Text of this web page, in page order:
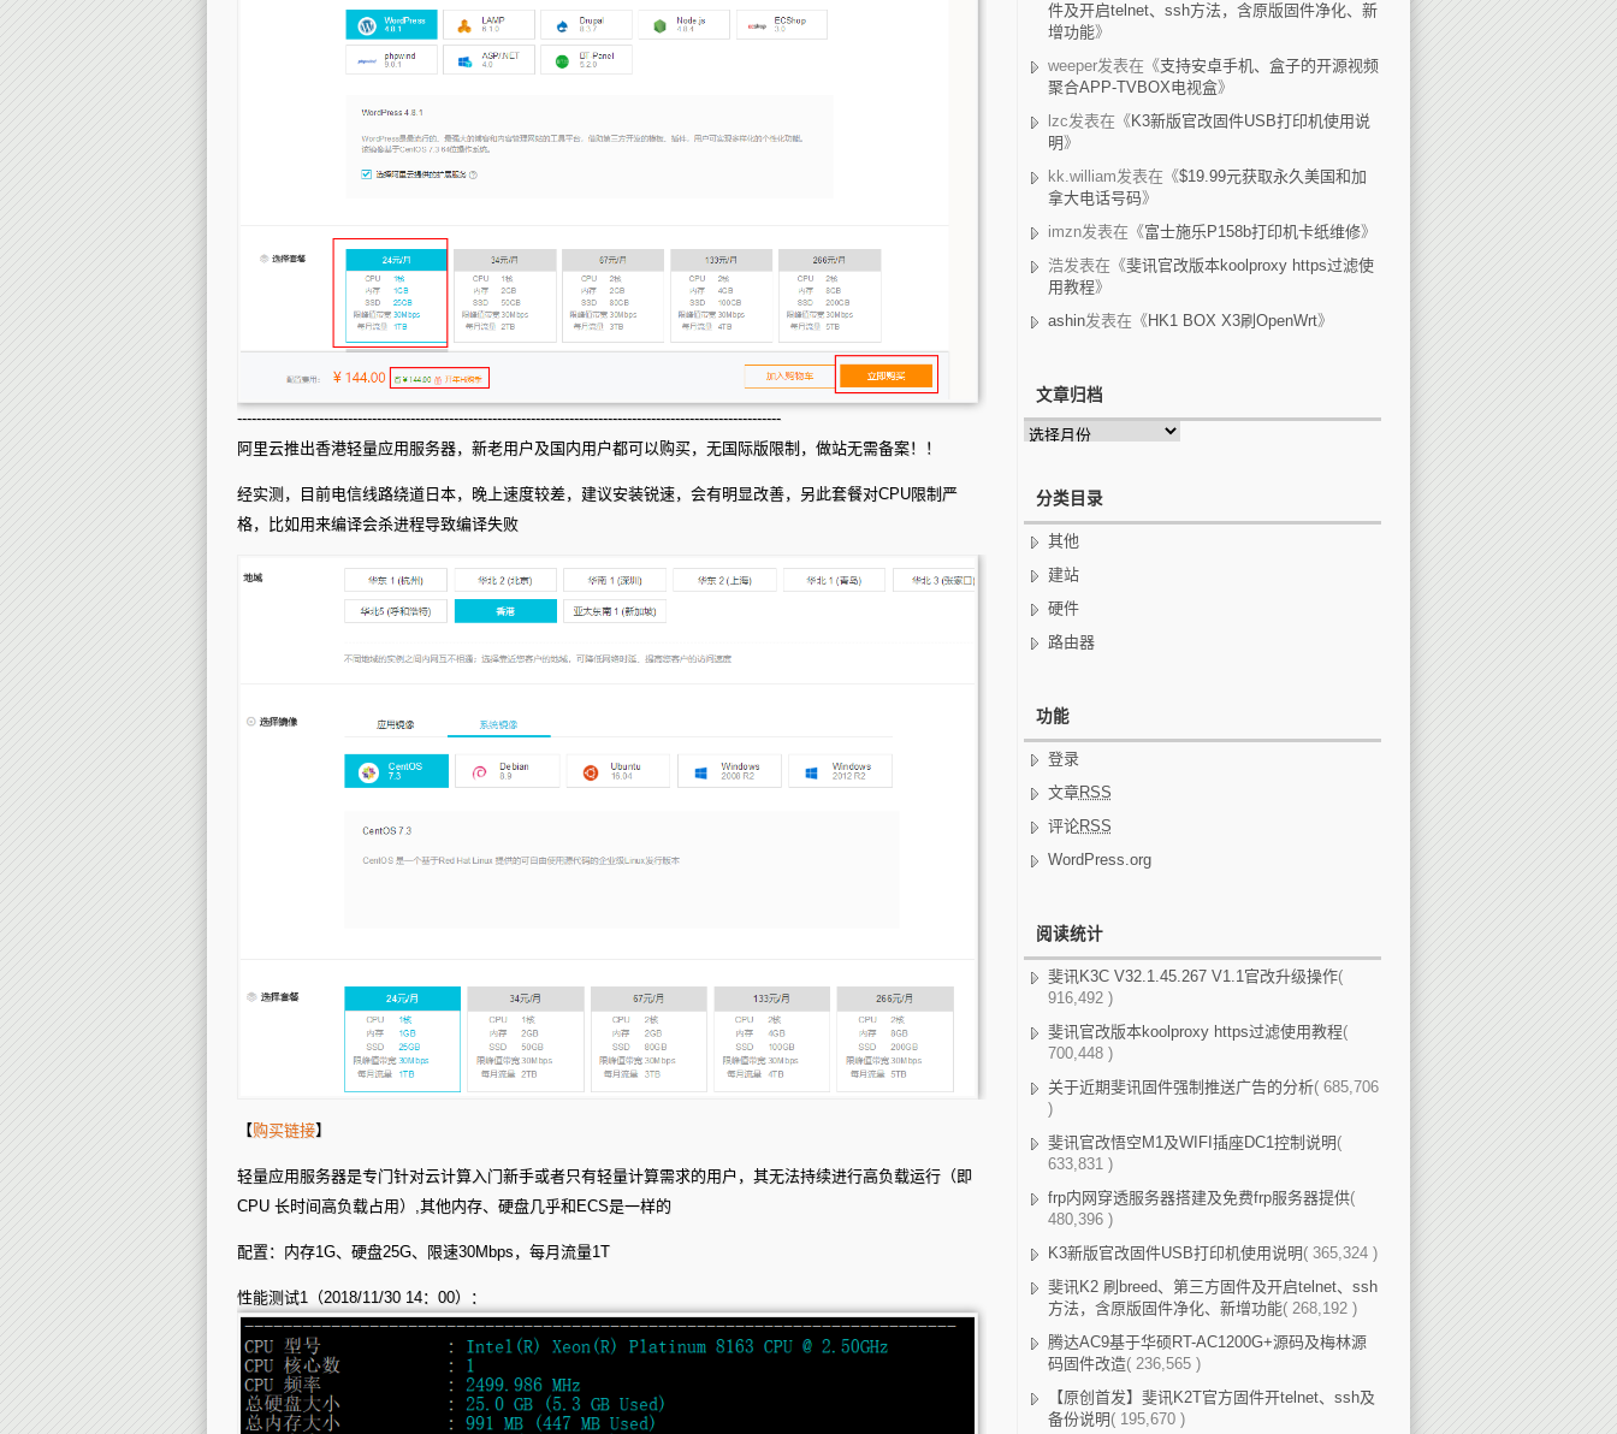
-----------------------------------------------------------------------------------------------------------------
阿里云推出香港轻量应用服务器，新老用户及国内用户都可以购买，无国际版限制，做站无需备案！！
经实测，目前电信线路绕道日本，晚上速度较差，建议安装锐速，会有明显改善，另此套餐对CPU限制严
格，比如用来编译会杀进程导致编译失败
【购买链接】
轻量应用服务器是专门针对云计算入门新手或者只有轻量计算需求的用户，其无法持续进行高负载运行（即
CPU 长时间高负载占用）,其他内存、硬盘几乎和ECS是一样的
配置：内存1G、硬盘25G、限速30Mbps，每月流量1T
性能测试1（2018/11/30 14：00）：
件及开启telnet、ssh方法，含原版固件净化、新
增功能》
weeper发表在《支持安卓手机、盒子的开源视频
聚合APP-TVBOX电视盒》
lzc发表在《 K3新版官改固件USB打印机使用说
明 》
kk.william发表在《$19.99元获取永久美国和加
拿大电话号码》
imzn发表在《富士施乐P158b打印机卡纸维修》
浩发表在《斐讯官改版本koolproxy https过滤使
用教程》
ashin发表在《 HK1 BOX X3刷OpenWrt》
文章归档
文
分类目录
其他
建站
硬件
路由器
功能
登录
文章RSS
评论RSS
WordPress.org
阅读统计
斐讯K3C V32.1.45.267 V1.1官改升级操作(
916,492 )
斐讯官改版本koolproxy https过滤使用教程(
700,448 )
关于近期斐讯固件强制推送广告的分析( 685,706
)
斐讯官改悟空M1及WIFI插座DC1控制说明 (
633,831 )
frp内网穿透服务器搭建及免费frp服务器提供(
480,396 )
K3新版官改固件USB打印机使用说明 ( 365,324 )
斐讯K2 刷breed、第三方固件及开启telnet、ssh
方法，含原版固件净化、新增功能( 268,192 )
腾达AC9基于华硕RT-AC1200G+源码及梅林源
码固件改造( 236,565 )
【原创首发】斐讯K2T官方固件开telnet、ssh及
备份说明 ( 195,670 )